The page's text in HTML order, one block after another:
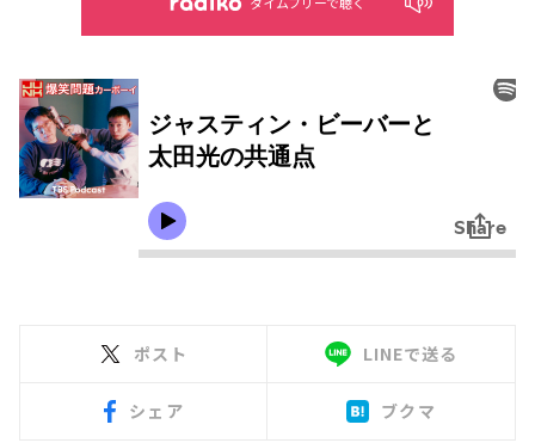
ポスト LINEで送る
シェア ブクマ